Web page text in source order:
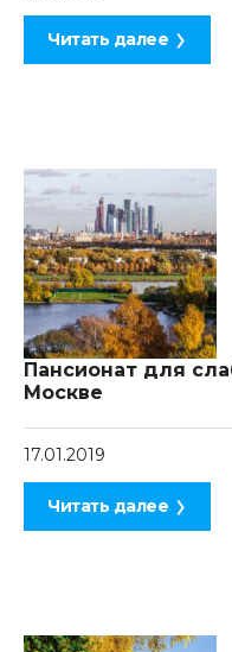
Читать далее
Пансионат для
Москве
17.01.2019
Читать далее